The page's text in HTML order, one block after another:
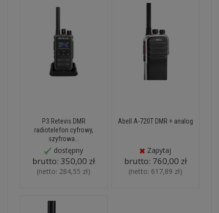
P3 Retevis DMR
radiotelefon cyfrowy,
szyfrowa...
dostępny
brutto: 350,00 zł
(netto: 284,55 zł)
Abell A-720T DMR + analog
Zapytaj
brutto: 760,00 zł
(netto: 617,89 zł)